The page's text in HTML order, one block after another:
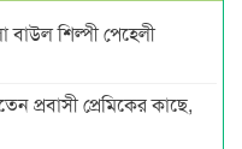
বাউল শিল্পী পেহেলী
প্রবাসী প্রেমিকের কাছে,